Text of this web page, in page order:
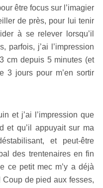
être focus sur l’imagier
de près, pour lui tenir
à se relever lorsqu’il
parfois, j’ai l’impression
cm depuis 5 minutes (et
3 jours pour m’en sortir
et j’ai l’impression que
et qu’il appuyait sur ma
et peut-être
des trentenaires en fin
ce petit mec m’y a déjà
de pied aux fesses,